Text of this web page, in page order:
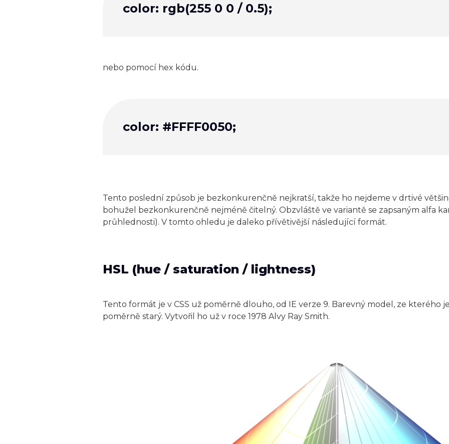
color: rgb(255 0 0 / 0.5);
nebo pomocí hex kódu.
color: #FFFF0050;
Tento poslední způsob je bezkonkurenčně nejkratší, takže ho nejdeme v drtivé
bohužel bezkonkurenčně nejméně čitelný. Obzvláště ve variantě se zapsaným alfa
průhlednosti). V tomto ohledu je daleko přívětivější následující formát.
HSL (hue / saturation / lightness)
Tento formát je v CSS už poměrně dlouho, od IE verze 9. Barevný model, ze kterého
poměrně starý. Vytvořil ho už v roce 1978 Alvy Ray Smith.